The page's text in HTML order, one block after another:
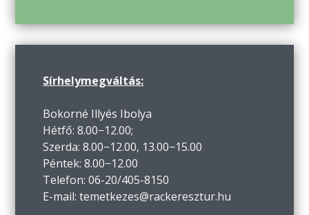
Sírhelymegváltás:
Bokorné Illyés Ibolya
Hétfő: 8.00−12.00;
Szerda: 8.00−12.00, 13.00−15.00
Péntek: 8.00−12.00
Telefon: 06-20/405-8150
E-mail: temetkezes@rackeresztur.hu